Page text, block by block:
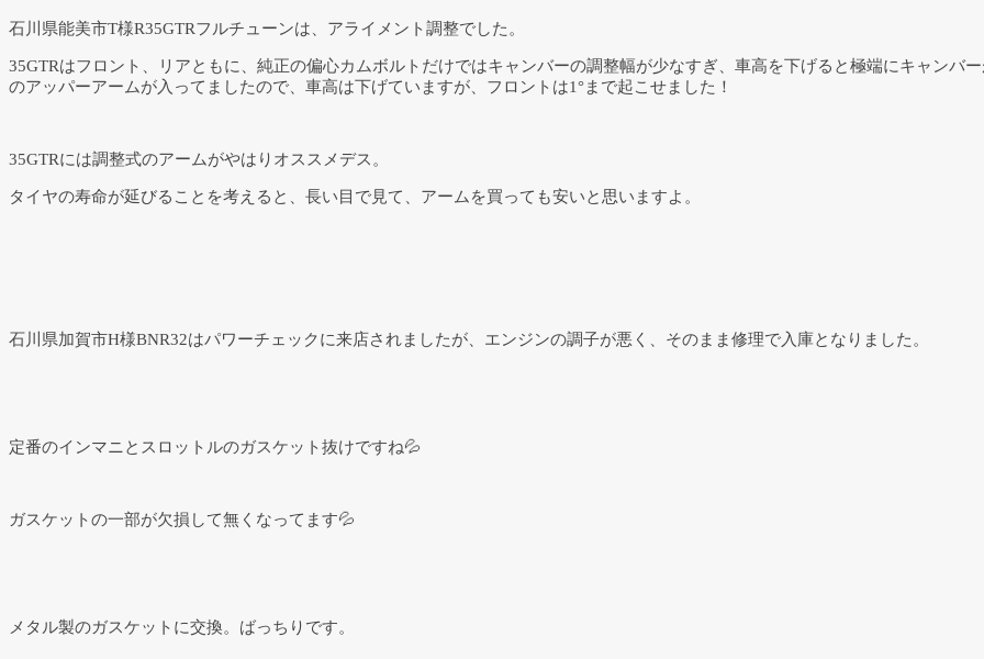
石川県能美市T様R35GTRフルチューンは、アライメント調整でした。
35GTRはフロント、リアともに、純正の偏心カムボルトだけではキャンバーの調整幅が少なすぎ、車高を下げると極端にキャンバ
のアッパーアームが入ってましたので、車高は下げていますが、フロントは1°まで起こせました！
35GTRには調整式のアームがやはりオススメデス。
タイヤの寿命が延びることを考えると、長い目で見て、アームを買っても安いと思いますよ。
石川県加賀市H様BNR32はパワーチェックに来店されましたが、エンジンの調子が悪く、そのまま修理で入庫となりました。
定番のインマニとスロットルのガスケット抜けですね💦
ガスケットの一部が欠損して無くなってます💦
メタル製のガスケットに交換。ばっちりです。